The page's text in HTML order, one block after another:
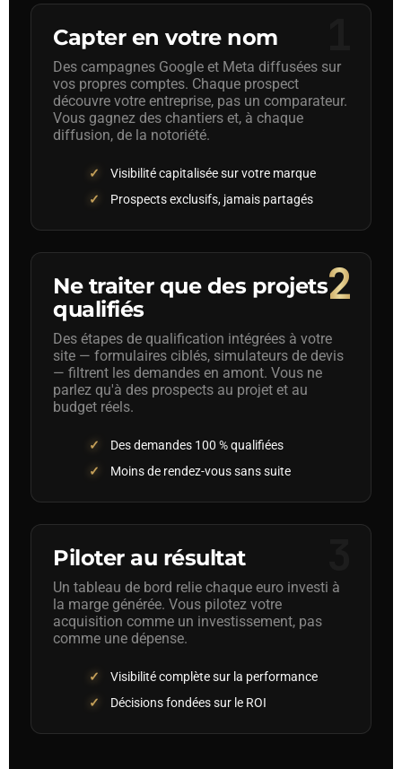
Capter en votre nom
Des campagnes Google et Meta diffusées sur
vos propres comptes. Chaque prospect
découvre votre entreprise, pas un comparateur.
Vous gagnez des chantiers et, à chaque
diffusion, de la notoriété.
Visibilité capitalisée sur votre marque
Prospects exclusifs, jamais partagés
2
Ne traiter que des projets
qualifiés
Des étapes de qualification intégrées à votre
site — formulaires ciblés, simulateurs de devis
— filtrent les demandes en amont. Vous ne
parlez qu'à des prospects au projet et au
budget réels.
Des demandes 100 % qualifiées
Moins de rendez-vous sans suite
Piloter au résultat
Un tableau de bord relie chaque euro investi à
la marge générée. Vous pilotez votre
acquisition comme un investissement, pas
comme une dépense.
Visibilité complète sur la performance
Décisions fondées sur le ROI